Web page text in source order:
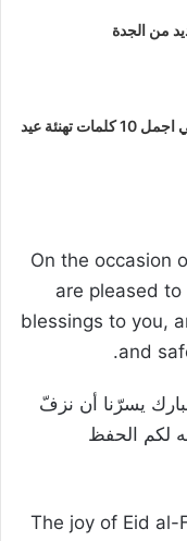
من الجدة
بوست عيد ميلاد بابا حبيبي اجمل 10 كلمات تهنئة عيد
On the occasion
are pleased
blessings to you,
and
يسرّنا أن نزفّ
لكم الحفظ
The joy of Eid